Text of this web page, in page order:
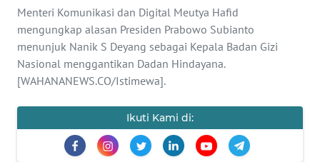
Menteri Komunikasi dan Digital Meutya Hafid
mengungkap alasan Presiden Prabowo Subianto
menunjuk Nanik S Deyang sebagai Kepala Badan Gizi
Nasional menggantikan Dadan Hindayana.
[WAHANANEWS.CO/Istimewa].
Ikuti Kami di:
OLAHRAGA